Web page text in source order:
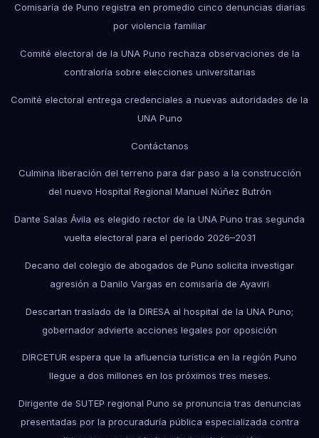
Comisaría de Puno registra en promedio cinco denuncias diarias
por violencia familiar
Comité electoral de la UNA Puno rechaza observaciones de la
contraloría sobre elecciones universitarias
Comité electoral entrega credenciales a nuevas autoridades de la
UNA Puno
Contáctanos
Culmina liberación del terreno para dar paso a la construcción
del nuevo Hospital Regional Manuel Núñez Butrón
Dante Salas Ávila es elegido rector de la UNA Puno tras segunda
vuelta electoral para el periodo 2026–2031
Decano del colegio de abogados de Puno solicita investigar
agresión a Danilo Vargas en comisaría de Ayaviri
Descartan traslado de la DIRESA al hospital de la UNA Puno;
gobernador advierte acciones legales por oposición
DIRCETUR espera que la afluencia turística en la región Puno
llegue a dos millones en los próximos tres meses.
Dirigente de SUTEP regional Puno se pronuncia tras denuncias
presentadas por la procuraduría pública especializada contra